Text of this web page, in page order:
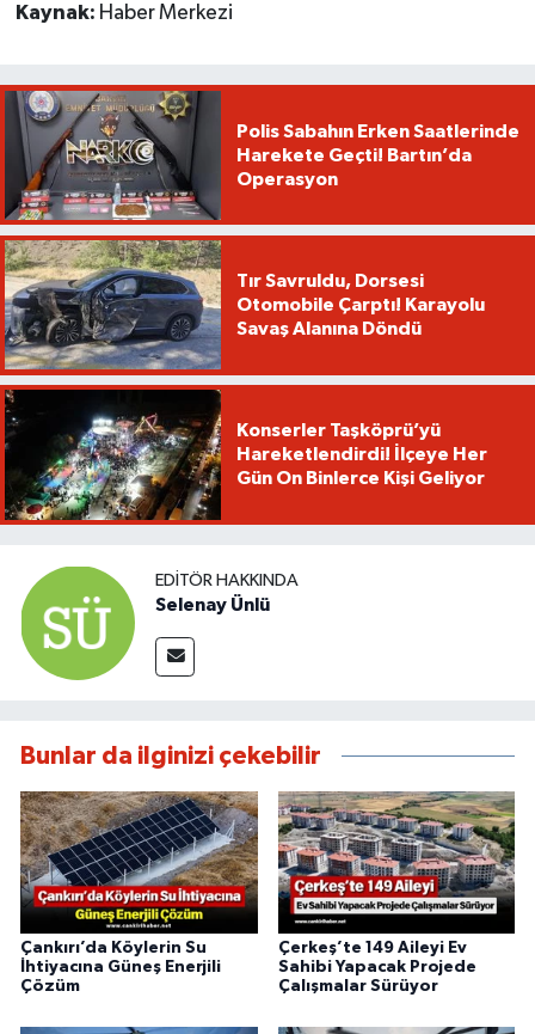
Kaynak: Haber Merkezi
Polis Sabahın Erken Saatlerinde
Harekete Geçti! Bartın’da
Operasyon
Tır Savruldu, Dorsesi
Otomobile Çarptı! Karayolu
Savaş Alanına Döndü
Konserler Taşköprü’yü
Hareketlendirdi! İlçeye Her
Gün On Binlerce Kişi Geliyor
EDITÖR HAKKINDA
Selenay Ünlü
Bunlar da ilginizi çekebilir
Çankırı’da Köylerin Su
İhtiyacına Güneş Enerjili
Çözüm
Çerkeş’te 149 Aileyi Ev
Sahibi Yapacak Projede
Çalışmalar Sürüyor